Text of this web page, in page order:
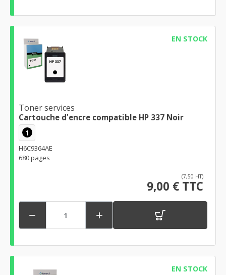
EN STOCK
Toner services
Cartouche d'encre compatible HP 337 Noir
1
H6C9364AE
680 pages
(7,50 HT)
9,00 € TTC
 
EN STOCK